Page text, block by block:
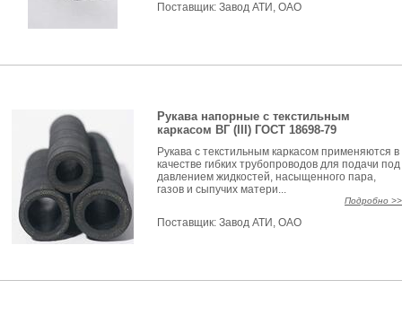
Поставщик: Завод АТИ, ОАО
Рукава напорные с текстильным
каркасом BГ (III) ГОСТ 18698-79
Рукава с текстильным каркасом применяются в
качестве гибких трубопроводов для подачи под
давлением жидкостей, насыщенного пара,
газов и сыпучих матери...
Подробно >>
Поставщик: Завод АТИ, ОАО